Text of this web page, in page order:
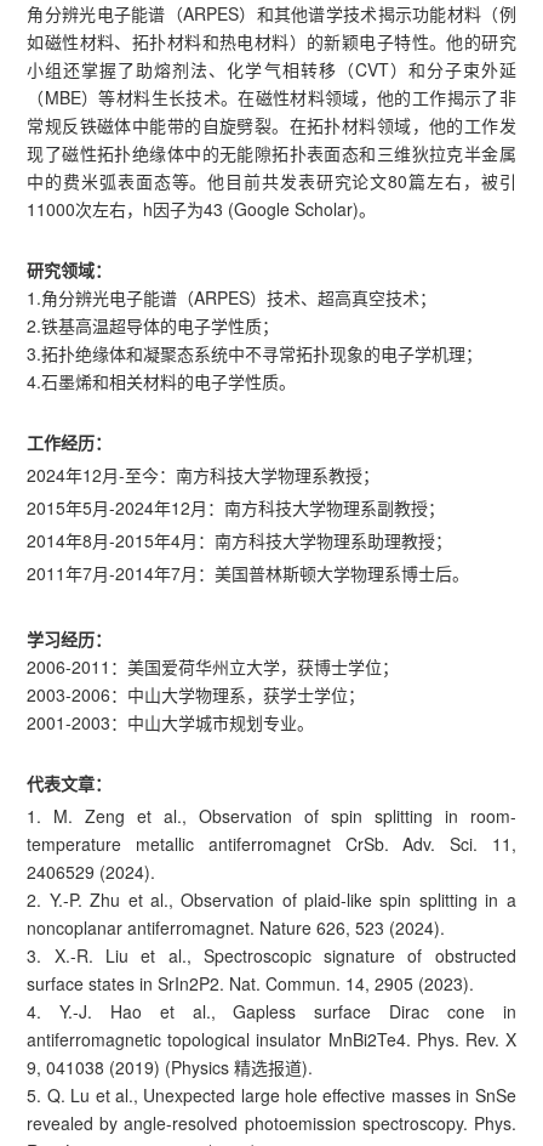
角分辨光电子能谱（ARPES）和其他谱学技术揭示功能材料（例
如磁性材料、拓扑材料和热电材料）的新颖电子特性。他的研究
小组还掌握了助熔剂法、化学气相转移（CVT）和分子束外延
（MBE）等材料生长技术。在磁性材料领域，他的工作揭示了非
常规反铁磁体中能带的自旋劈裂。在拓扑材料领域，他的工作发
现了磁性拓扑绝缘体中的无能隙拓扑表面态和三维狄拉克半金属
中的费米弧表面态等。他目前共发表研究论文80篇左右，被引
11000次左右，h因子为43 (Google Scholar)。
研究领域：
1.角分辨光电子能谱（ARPES）技术、超高真空技术；
2.铁基高温超导体的电子学性质；
3.拓扑绝缘体和凝聚态系统中不寻常拓扑现象的电子学机理；
4.石墨烯和相关材料的电子学性质。
工作经历：
2024年12月-至今：南方科技大学物理系教授；
2015年5月-2024年12月：南方科技大学物理系副教授；
2014年8月-2015年4月：南方科技大学物理系助理教授；
2011年7月-2014年7月：美国普林斯顿大学物理系博士后。
学习经历：
2006-2011：美国爱荷华州立大学，获博士学位；
2003-2006：中山大学物理系，获学士学位；
2001-2003：中山大学城市规划专业。
代表文章：
1. M. Zeng et al., Observation of spin splitting in room-
temperature metallic antiferromagnet CrSb. Adv. Sci. 11,
2406529 (2024).
2. Y.-P. Zhu et al., Observation of plaid-like spin splitting in a
noncoplanar antiferromagnet. Nature 626, 523 (2024).
3. X.-R. Liu et al., Spectroscopic signature of obstructed
surface states in SrIn2P2. Nat. Commun. 14, 2905 (2023).
4. Y.-J. Hao et al., Gapless surface Dirac cone in
antiferromagnetic topological insulator MnBi2Te4. Phys. Rev. X
9, 041038 (2019) (Physics 精选报道).
5. Q. Lu et al., Unexpected large hole effective masses in SnSe
revealed by angle-resolved photoemission spectroscopy. Phys.